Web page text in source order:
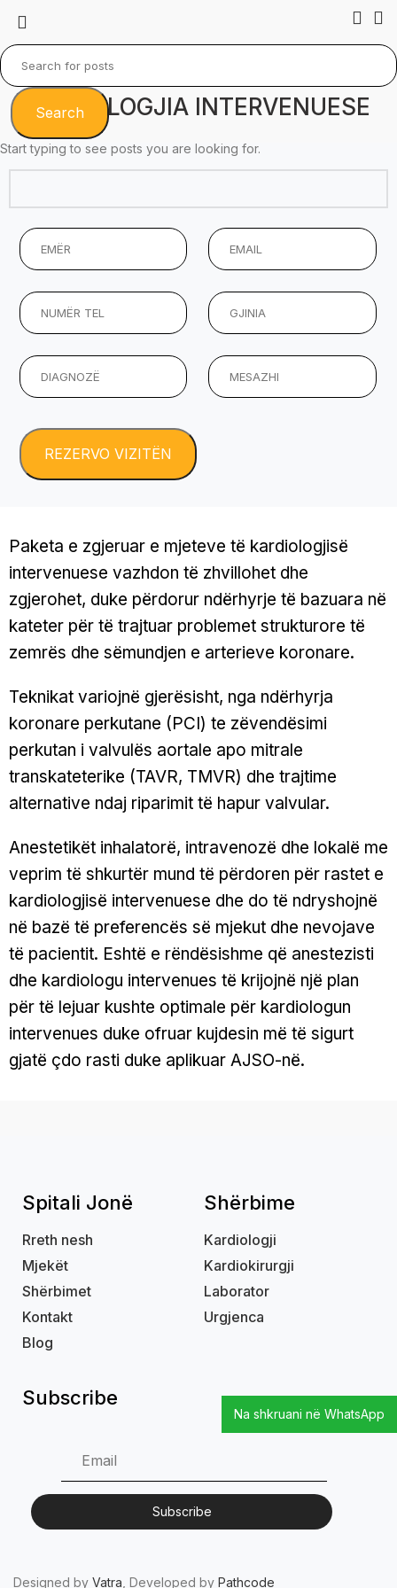
KARDIOLOGJIA INTERVENUESE
Paketa e zgjeruar e mjeteve të kardiologjisë
intervenuese vazhdon të zhvillohet dhe
zgjerohet, duke përdorur ndërhyrje të bazuara në
kateter për të trajtuar problemet strukturore të
zemrës dhe sëmundjen e arterieve koronare.
Teknikat variojnë gjerësisht, nga ndërhyrja
koronare perkutane (PCI) te zëvendësimi
perkutan i valvulës aortale apo mitrale
transkateterike (TAVR, TMVR) dhe trajtime
alternative ndaj riparimit të hapur valvular.
Anestetikët inhalatorë, intravenozë dhe lokalë me
veprim të shkurtër mund të përdoren për rastet e
kardiologjisë intervenuese dhe do të ndryshojnë
në bazë të preferencës së mjekut dhe nevojave
të pacientit. Eshtë e rëndësishme që anestezisti
dhe kardiologu intervenues të krijojnë një plan
për të lejuar kushte optimale për kardiologun
intervenues duke ofruar kujdesin më të sigurt
gjatë çdo rasti duke aplikuar AJSO-në.
Spitali Jonë
Rreth nesh
Mjekët
Shërbimet
Kontakt
Blog
Shërbime
Kardiologji
Kardiokirurgji
Laborator
Urgjenca
Subscribe
Designed by Vatra , Developed by Pathcode
Search
Start typing to see posts you are looking for.
Na shkruani në WhatsApp